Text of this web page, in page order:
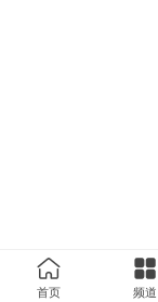
首页 频道